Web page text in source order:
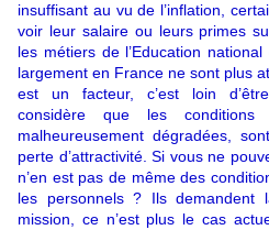
insuffisant au vu de l’inflation,
voir leur salaire ou leurs primes
les métiers de l’Education
largement en France ne sont plus
est un facteur, c’est loin
considère que les
malheureusement dégradées,
perte d’attractivité. Si vous ne
n’en est pas de même des
les personnels ? Ils demandent
mission, ce n’est plus le cas